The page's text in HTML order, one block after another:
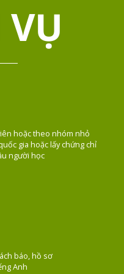
VỤ
hoặc theo nhóm nhỏ
gia hoặc lấy chứng chỉ
người học
báo, hồ sơ
Anh